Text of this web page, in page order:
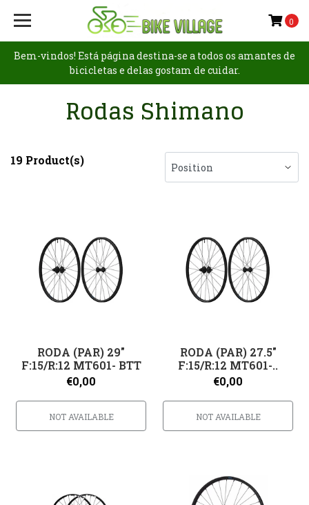
Bem-vindos! Está página destina-se a todos os amantes de
bicicletas e delas gostam de cuidar.
0
Rodas Shimano
19 Product(s)
RODA (PAR) 29"
F:15/R:12 MT601- BTT
€0,00
NOT AVAILABLE
RODA (PAR) 27.5"
F:15/R:12 MT601-..
€0,00
NOT AVAILABLE